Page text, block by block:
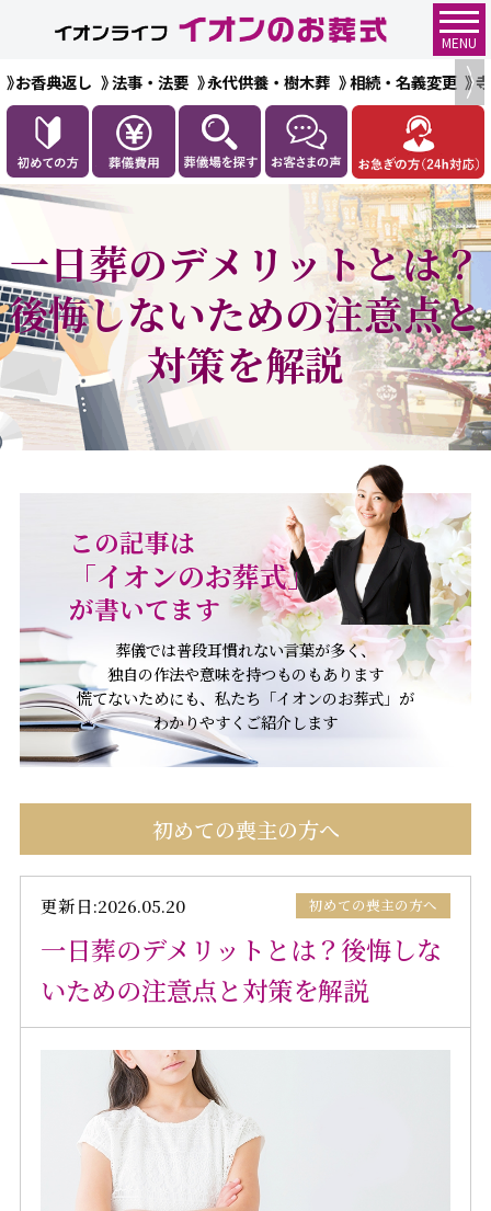
MENU
お香典返し 法事・法要 永代供養・樹木葬 相続・名義変更
一日葬のデメリットとは？
後悔しないための注意点と
対策を解説
この記事は
「イオンのお葬式」
が書いてます
葬儀では普段耳慣れない言葉が多く、
独自の作法や意味を持つものもあります
慌てないためにも、私たち「イオンのお葬式」が
わかりやすくご紹介します
初めての喪主の方へ
更新日:2026.05.20 初めての喪主の方へ
一日葬のデメリットとは？後悔しな
いための注意点と対策を解説